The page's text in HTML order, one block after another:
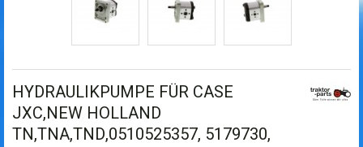
HYDRAULIKPUMPE FÜR CASE
JXC,NEW HOLLAND
TN,TNA,TND,0510525357, 5179730,